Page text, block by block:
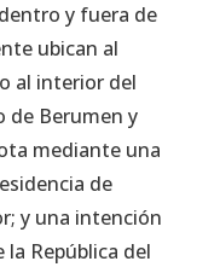
y fuera de
ubican al
al interior del
de Berumen y
mediante una
de
y una intención
República del